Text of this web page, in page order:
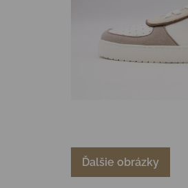
Ďalšie obrázky